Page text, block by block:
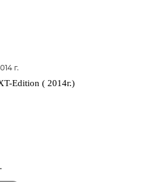
г.
Edition ( 2014г.)